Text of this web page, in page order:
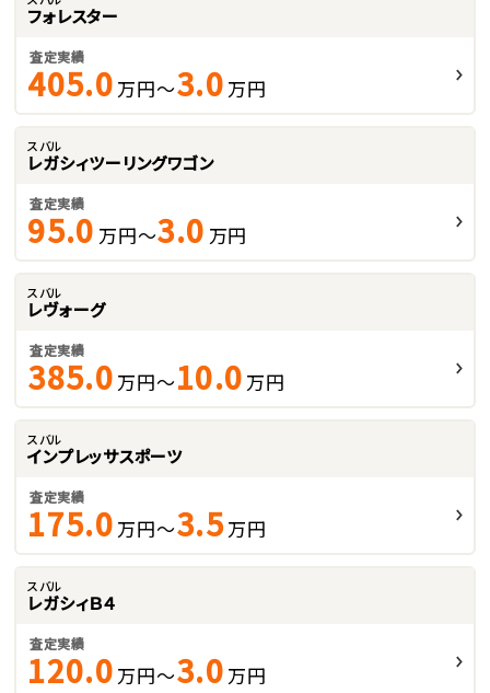
フォレスター
査定実績
405.0 万円～3.0 万円
スバル
レガシィツーリングワゴン
査定実績
95.0 万円～3.0 万円
スバル
レヴォーグ
査定実績
385.0 万円～10.0 万円
スバル
インプレッサスポーツ
査定実績
175.0 万円～3.5万円
スバル
レガシィＢ４
査定実績
120.0 万円～3.0 万円